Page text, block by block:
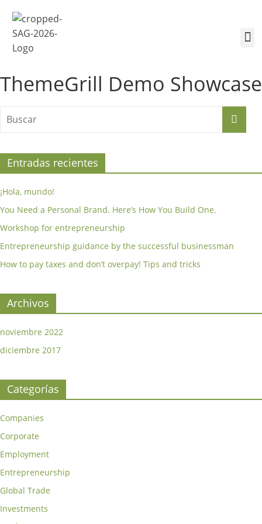
ThemeGrill Demo Showcase
Entradas recientes
¡Hola, mundo!
You Need a Personal Brand. Here’s How You Build One.
Workshop for entrepreneurship
Entrepreneurship guidance by the successful businessman
How to pay taxes and don’t overpay! Tips and tricks
Archivos
noviembre 2022
diciembre 2017
Categorías
Companies
Corporate
Employment
Entrepreneurship
Global Trade
Investments